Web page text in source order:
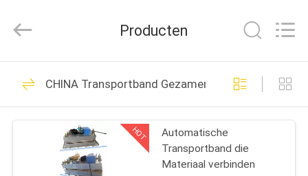
HUIS
PRODUCTEN
ONGEVEER
Machine
CO.,LTD.
Reserved.
rubber het maken
machine
21
Producten
CHINA Transportband Gezamenlijke Machine
HOT
Automatische
Transportband die
Materiaal verbinden